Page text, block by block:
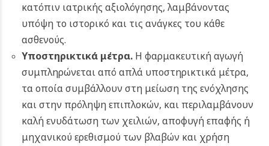
κατόπιν ιατρικής αξιολόγησης, λαμβάνοντας
υπόψη το ιστορικό και τις ανάγκες του κάθε
ασθενούς.
Υποστηρικτικά μέτρα.Η φαρμακευτική αγωγή
συμπληρώνεται από απλά υποστηρικτικά μέτρα,
τα οποία συμβάλλουν στη μείωση της ενόχλησης
και στην πρόληψη επιπλοκών, και περιλαμβάνουν
καλή ενυδάτωση των χειλιών, αποφυγή επαφής ή
μηχανικού ερεθισμού των βλαβών και χρήση